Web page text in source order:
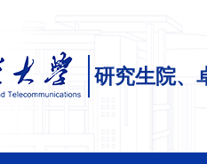
研究生院、